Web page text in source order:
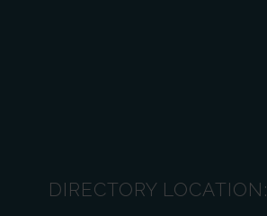
DIRECTORY LOCATION: